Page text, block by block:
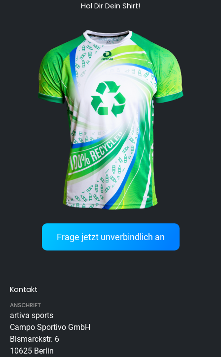
Hol Dir Dein Shirt!
Frage jetzt unverbindlich an
Kontakt
ANSCHRIFT
artiva sports
Campo Sportivo GmbH
Bismarckstr. 6
10625 Berlin